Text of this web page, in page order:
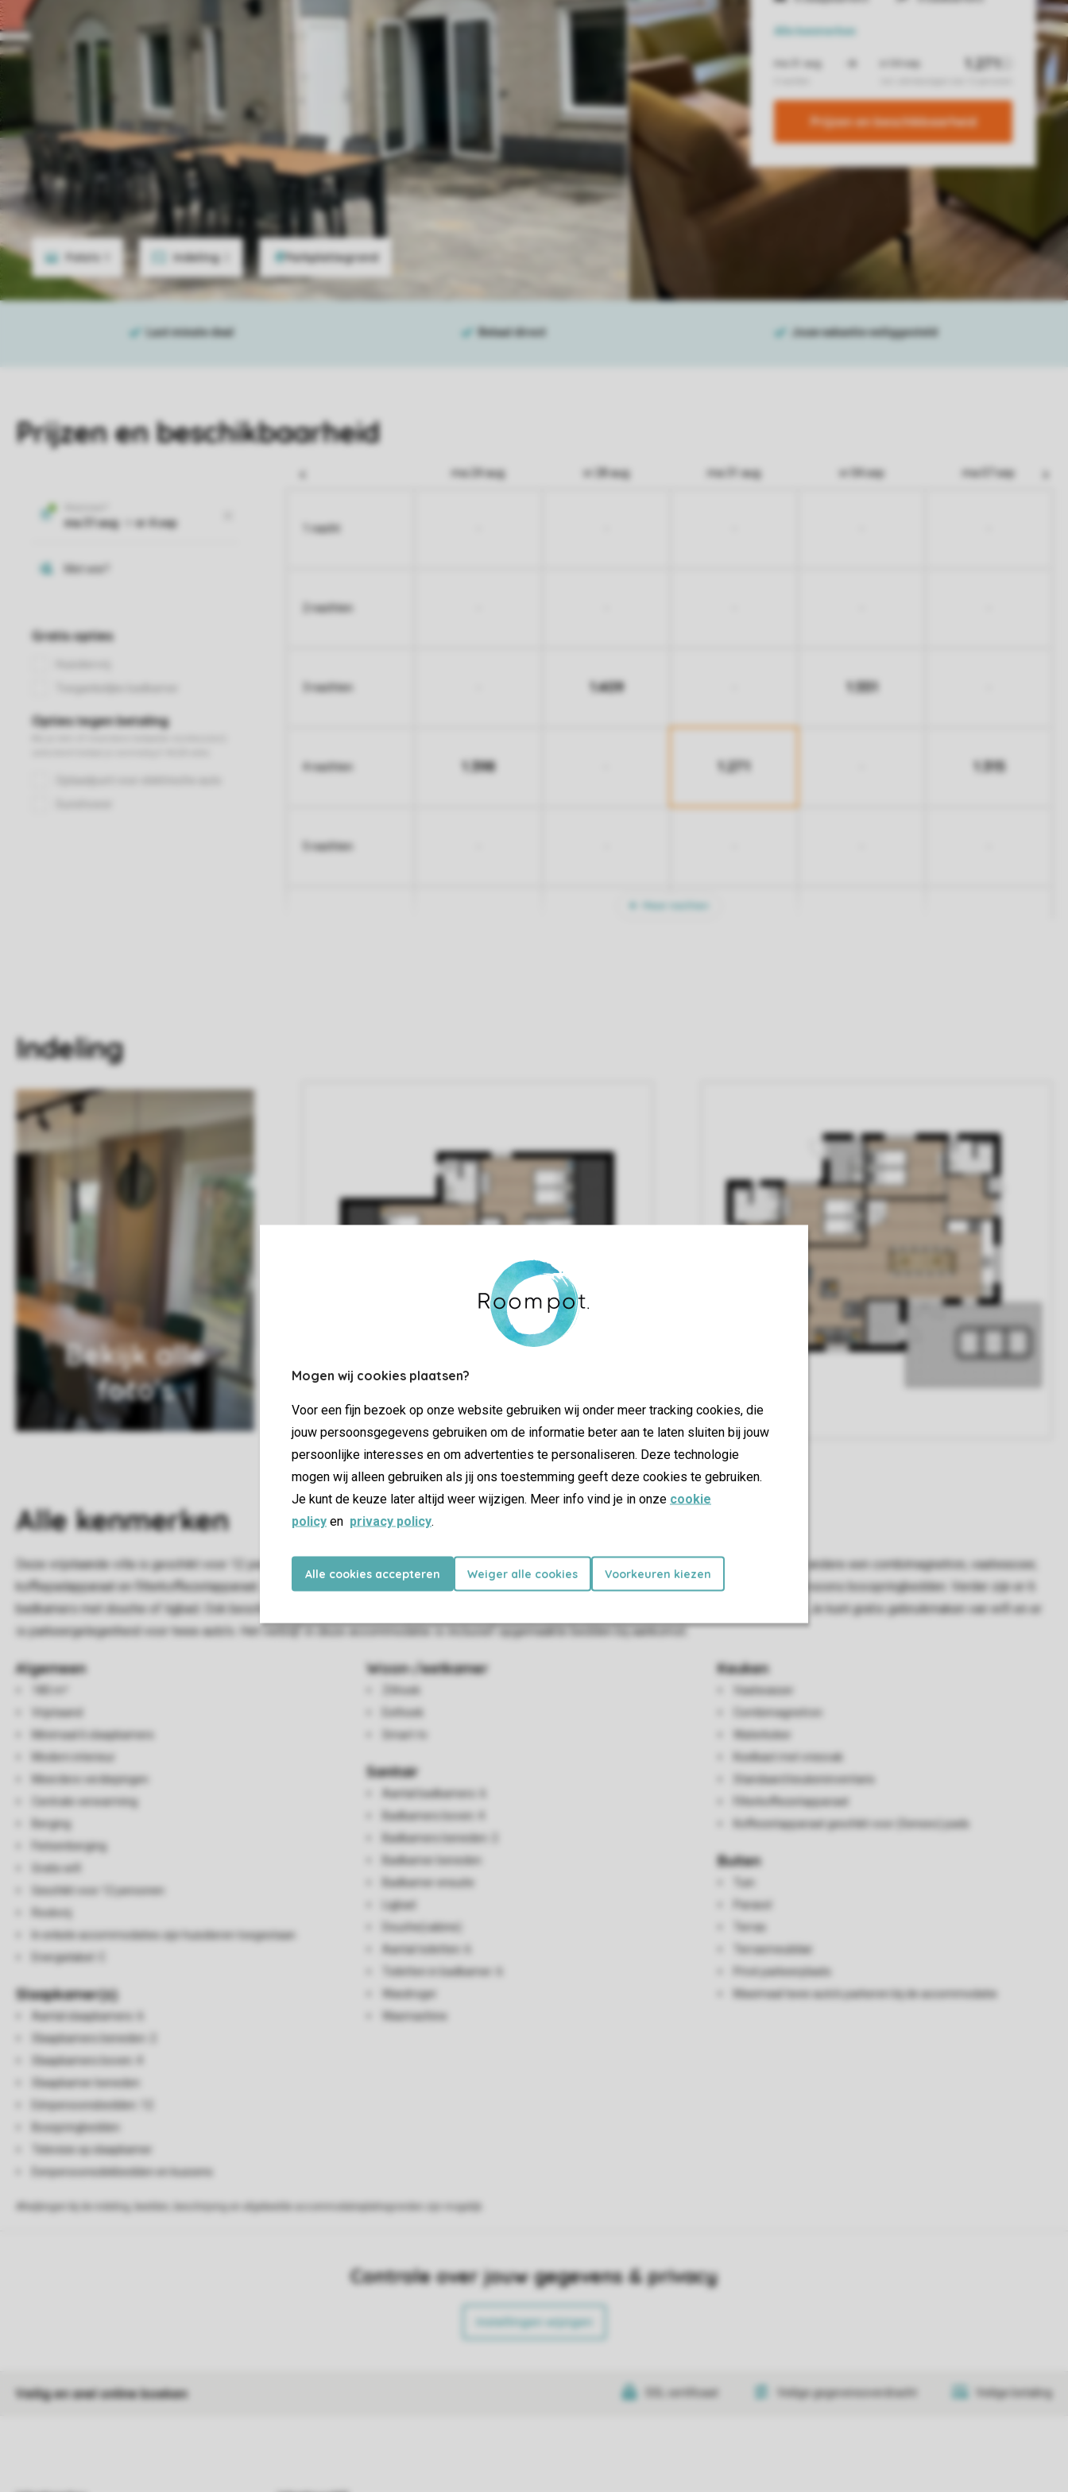
Mogen wij cookies plaatsen?
Voor een fijn bezoek op onze website gebruiken wij onder meer tracking cookies, die
jouw persoonsgegevens gebruiken om de informatie beter aan te laten sluiten bij jouw
persoonlijke interesses en om advertenties te personaliseren. Deze technologie
mogen wij alleen gebruiken als jij ons toestemming geeft deze cookies te gebruiken.
Je kunt de keuze later altijd weer wijzigen. Meer info vind je in onze cookie
policy en privacy policy.
Alle cookies accepteren Weiger alle cookies Voorkeuren kiezen
Foto's Indeling
Alle kenmerken
Prijzen en beschikbaarheid
Prijzen en beschikbaarheid
ma 24 aug vr 28 aug ma 31 aug vr 04 sep ma 07 sep
1 nacht
2 nachten
3 nachten 1.409 1.551
4 nachten 1.398 1.271 1.315
5 nachten
Indeling
Bekijk alle
foto's
Allekenmerken
Deze vrijstaande villa is geschikt voor 12 personen. De woonkamer is voorzien van smart-tv en een aparte eethoek. In de keuken vind je onder andere een combimagnetron, vaatwasser,
koffiepadapparaat en filterkoffiezetapparaat.. Er zijn 6 slaapkamers, waarvan 2 beneden en 4 boven. Alle slaapkamers beschikken over 2 eenpersoons boxspringbedden. Verder zijn er 6
badkamers met douche of ligbad. Ook beschikt de villa over een wasmachine en een wasdroger. Buiten vind je een tuin met terras en meubilair. Je kunt gratis gebruikmaken van wifi en er
is parkeergelegenheid voor twee auto's. Het verblijf in deze accommodatie is inclusief opgemaakte bedden bij aankomst.
Algemeen
Vrijstaand
Minimaal 6 slaapkamers
Modern interieur
Meerdere verdiepingen
Centrale verwarming
Berging
Fietsenberging
Gratis wifi
Geschikt voor 12 personen
Rookvrij
In enkele accommodaties zijn huisdieren toegestaan
Energielabel: C
Slaapkamer(s)
Aantal slaapkamers: 6
Slaapkamers beneden: 2
Slaapkamers boven: 4
Slaapkamer beneden
Eénpersoonsbedden: 12
Boxspringbedden
Televisie op slaapkamer
Eenpersoonsdekbedden en kussens
Woon-/eetkamer
Zithoek
Eethoek
Smart-tv
Sanitair
Aantal badkamers: 6
Badkamers boven: 4
Badkamers beneden: 2
Badkamer beneden
Badkamer ensuite
Ligbad
Douche(cabine)
Aantal toiletten: 6
Toiletten in badkamer: 6
Wasdroger
Wasmachine
Keuken
Vaatwasser
Combimagnetron
Waterkoker
Koelkast met vriesvak
Standaard keukeninventaris
Filterkoffiezetapparaat
Koffiezetapparaat geschikt voor (Senseo) pads
Buiten
Tuin
Parasol
Terras
Terrasmeubilair
Privé parkeerplaats
Maximaal twee auto's parkeren bij de accommodatie
Controle over jouw gegevens & privacy
Instellingen wijzigen
Veilig en snel online boeken SSL certificaat Veilige gegevensoverdracht Veilige betaling